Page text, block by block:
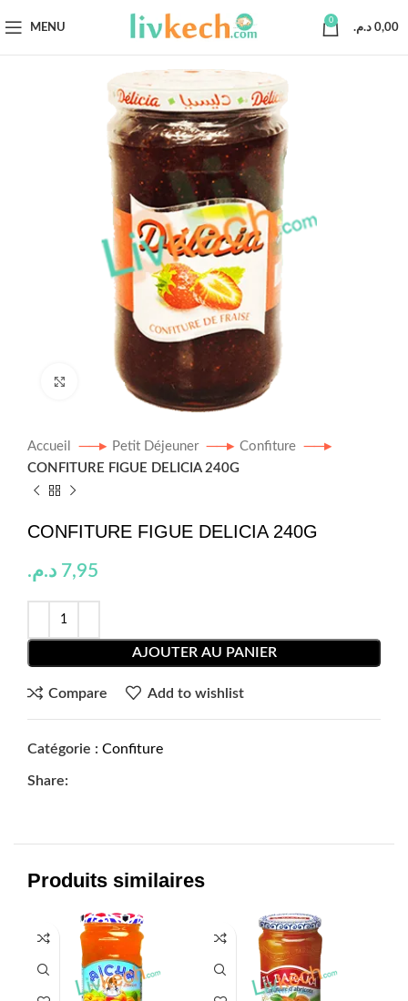
MENU
0
0,00 د.م.
Click to enlarge
Accueil Petit Déjeuner
Confiture
CONFITURE FIGUE DELICIA 240G
CONFITURE FIGUE DELICIA 240G
7,95 د.م.
AJOUTER AU PANIER
Compare Add to wishlist
Catégorie : Confiture
Share:
Produits similaires